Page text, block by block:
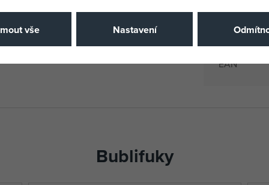
Katalogové
EAN
Bublifuky
vše Nastavení